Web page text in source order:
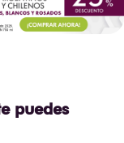
puedes